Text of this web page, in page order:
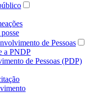
de Pessoas
a PNDP
de Pessoas (PDP)